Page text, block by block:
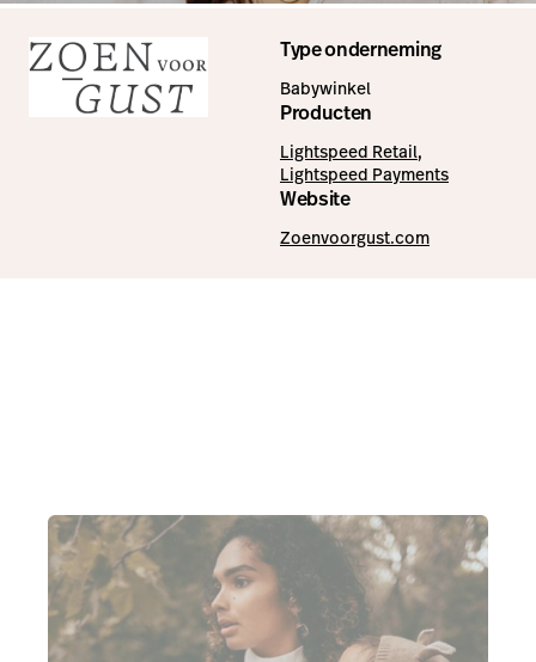
Type onderneming
Babywinkel
Producten
Lightspeed Retail,
Lightspeed Payments
Website
Zoenvoorgust.com